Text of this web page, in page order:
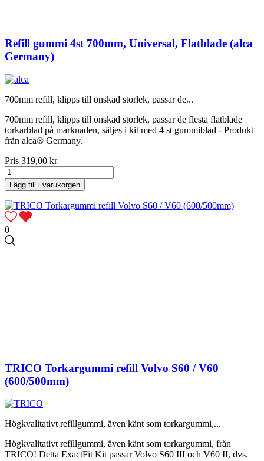
Refill gummi 4st 700mm, Universal, Flatblade (alca
Germany)
700mm refill, klipps till önskad storlek, passar de...
700mm refill, klipps till önskad storlek, passar de flesta flatblade
torkarblad på marknaden, säljes i kit med 4 st gummiblad - Produkt
från alca® Germany.
Pris 319,00 kr
Lägg till i varukorgen
0
TRICO Torkargummi refill Volvo S60 / V60
(600/500mm)
Högkvalitativt refillgummi, även känt som torkargummi,...
Högkvalitativt refillgummi, även känt som torkargummi, från
TRICO! Detta ExactFit Kit passar Volvo S60 III och V60 II, dvs.